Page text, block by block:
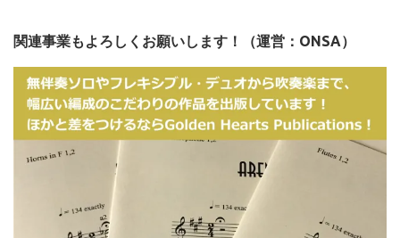
関連事業もよろしくお願いします！（運営：ONSA）